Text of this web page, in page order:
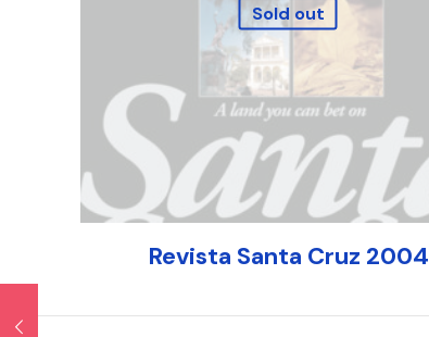
Sold out
Revista Santa Cruz 2004